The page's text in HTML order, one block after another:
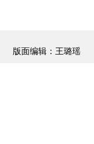
版面编辑：王璐瑶